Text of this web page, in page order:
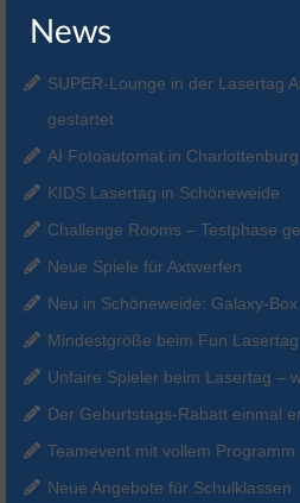
News
SUPER-Lounge in der Lasertag
gestartet
AI Fotoautomat in
KIDS Lasertag in Schöneweide
Challenge Rooms – Testphase
Neue Spiele für Axtwerfen
Neu in Schöneweide: Galaxy-
Mindestgröße beim Fun
Unfaire Spieler beim Lasertag –
Der Geburtstags-Rabatt einmal
Teamevent mit vollem Programm
Neue Angebote für Schulklassen